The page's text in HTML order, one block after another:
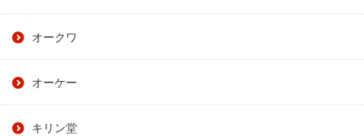
オークワ
オーケー
キリン堂